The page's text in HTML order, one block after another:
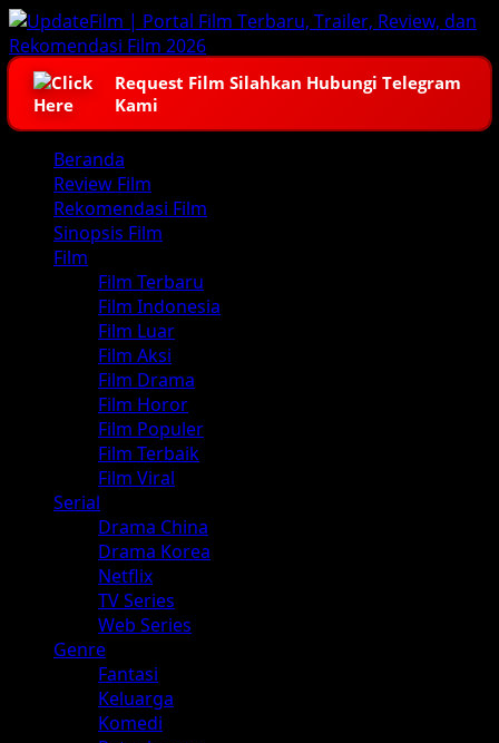
Skip
to
content
Request Film Silahkan Hubungi Telegram
Kami
Primary
Menu
Beranda
Review Film
Rekomendasi Film
Sinopsis Film
Film
Film Terbaru
Film Indonesia
Film Luar
Film Aksi
Film Drama
Film Horor
Film Populer
Film Terbaik
Film Viral
Serial
Drama China
Drama Korea
Netflix
TV Series
Web Series
Genre
Fantasi
Keluarga
Komedi